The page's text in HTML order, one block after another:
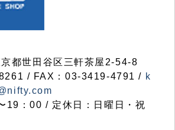
都世田谷区三軒茶屋2-54-8
/ FAX：03-3419-4791 / k
19：00 / 定休日：日曜日・祝